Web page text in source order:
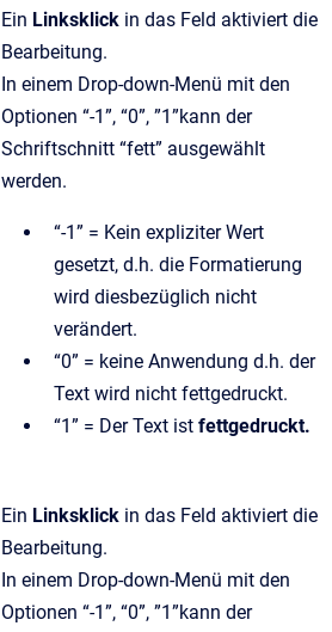
Ein Linksklick in das Feld aktiviert die
Bearbeitung.
In einem Drop-down-Menü mit den
Optionen “-1”, “0”, ”1”kann der
Schriftschnitt “fett” ausgewählt
werden.
“-1” = Kein expliziter Wert
gesetzt, d.h. die Formatierung
wird diesbezüglich nicht
verändert.
“0” = keine Anwendung d.h. der
Text wird nicht fettgedruckt.
“1” = Der Text ist fettgedruckt.
Ein Linksklick in das Feld aktiviert die
Bearbeitung.
In einem Drop-down-Menü mit den
Optionen “-1”, “0”, ”1”kann der